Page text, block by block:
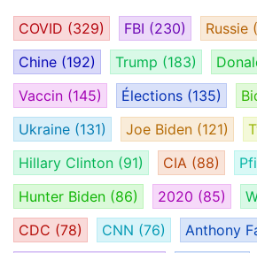
COVID (329) FBI (230) Russie
Chine (192) Trump (183)
Vaccin (145) Élections (135)
Ukraine (131) Joe Biden (121)
Hillary Clinton (91) CIA (88)
Hunter Biden (86) 2020 (85)
CDC (78) CNN (76) Anthony